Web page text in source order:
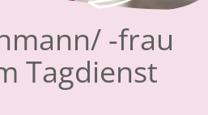
-frau
Tagdienst